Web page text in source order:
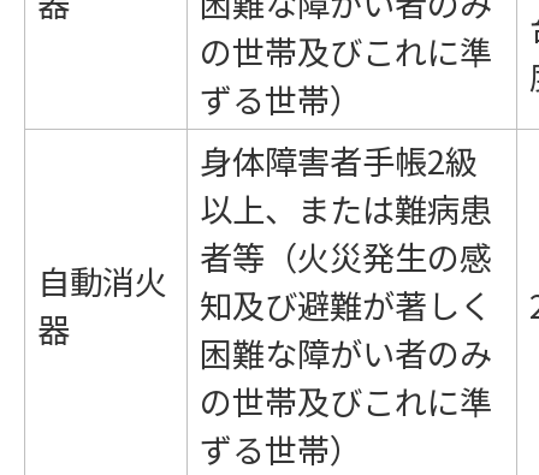
の世帯及びこれに準
ずる世帯）
自動消火
器
身体障害者手帳2級
以上、または難病患
者等（火災発生の感
知及び避難が著しく
困難な障がい者のみ
の世帯及びこれに準
ずる世帯）